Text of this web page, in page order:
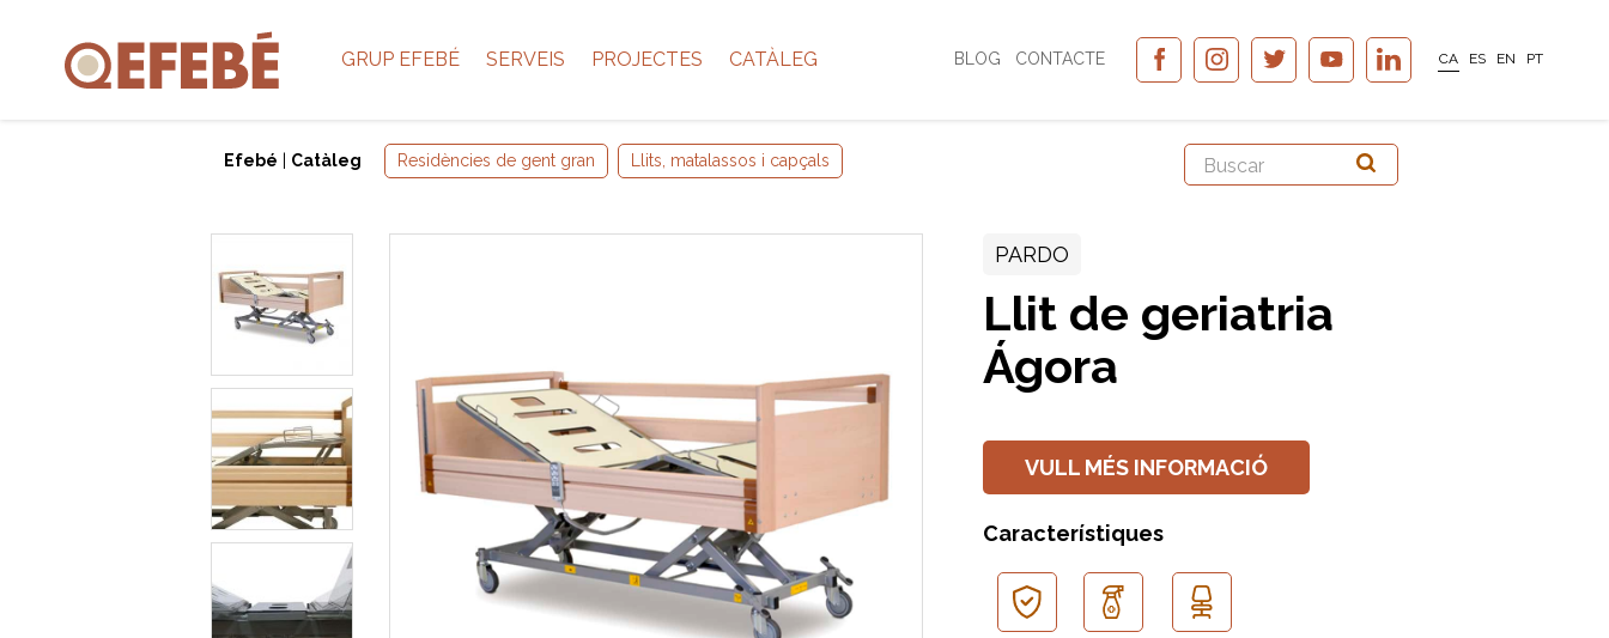
GRUP EFEBÉ SERVEIS PROJECTES CATÀLEG BLOG CONTACTE CA ES EN PT
Efebé Catàleg Residències de gent gran Llits, matalassos i capçals
PARDO
Llit de geriatria
Ágora
VULL MÉS INFORMACIÓ
Característiques